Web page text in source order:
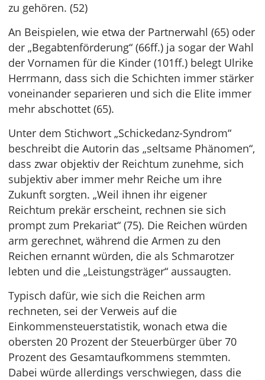
zu gehören. (52)
An Beispielen, wie etwa der Partnerwahl (65) oder
der „Begabtenförderung“ (66ff.) ja sogar der Wahl
der Vornamen für die Kinder (101ff.) belegt Ulrike
Herrmann, dass sich die Schichten immer stärker
voneinander separieren und sich die Elite immer
mehr abschottet (65).
Unter dem Stichwort „Schickedanz-Syndrom“
beschreibt die Autorin das „seltsame Phänomen“,
dass zwar objektiv der Reichtum zunehme, sich
subjektiv aber immer mehr Reiche um ihre
Zukunft sorgten. „Weil ihnen ihr eigener
Reichtum prekär erscheint, rechnen sie sich
prompt zum Prekariat“ (75). Die Reichen würden
arm gerechnet, während die Armen zu den
Reichen ernannt würden, die als Schmarotzer
lebten und die „Leistungsträger“ aussaugten.
Typisch dafür, wie sich die Reichen arm
rechneten, sei der Verweis auf die
Einkommensteuerstatistik, wonach etwa die
obersten 20 Prozent der Steuerbürger über 70
Prozent des Gesamtaufkommens stemmten.
Dabei würde allerdings verschwiegen, dass die